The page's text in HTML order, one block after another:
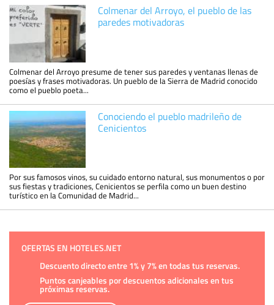
Colmenar del Arroyo, el pueblo de las
paredes motivadoras
Colmenar del Arroyo presume de tener sus paredes y ventanas llenas de
poesías y frases motivadoras. Un pueblo de la Sierra de Madrid conocido
como el pueblo poeta...
Conociendo el pueblo madrileño de
Cenicientos
Por sus famosos vinos, su cuidado entorno natural, sus monumentos o por
sus fiestas y tradiciones, Cenicientos se perfila como un buen destino
turístico en la Comunidad de Madrid...
OFERTAS EN HOTELES.NET
Descuento directo entre 1% y 7% en todas tus reservas.
Puntos canjeables por descuentos adicionales en tus
próximas reservas.